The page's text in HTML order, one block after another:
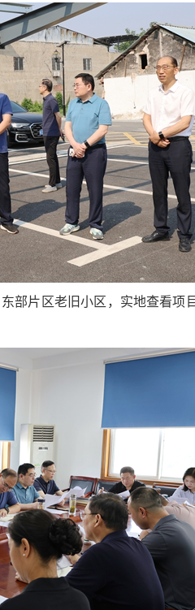
部片区老旧小区，实地查看项